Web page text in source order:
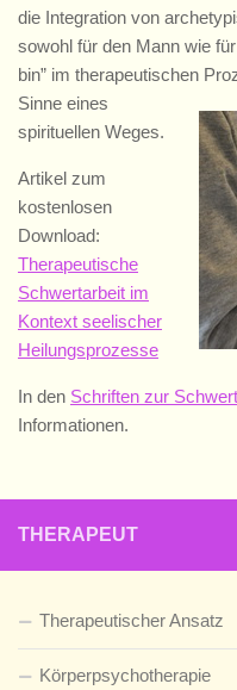
die Integration von
sowohl für den Mann wie
bin” im therapeutischen
Sinne eines
spirituellen Weges.
Artikel zum
kostenlosen
Download:
Therapeutische
Schwertarbeit im
Kontext seelischer
Heilungsprozesse
In den Schriften zur
Informationen.
THERAPEUT
Therapeutischer Ansatz
Körperpsychotherapie